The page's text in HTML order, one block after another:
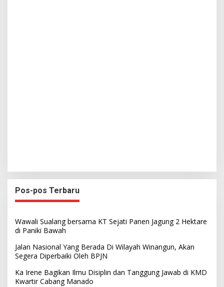
Pos-pos Terbaru
Wawali Sualang bersama KT Sejati Panen Jagung 2 Hektare
di Paniki Bawah
Jalan Nasional Yang Berada Di Wilayah Winangun, Akan
Segera Diperbaiki Oleh BPJN
Ka Irene Bagikan Ilmu Disiplin dan Tanggung Jawab di KMD
Kwartir Cabang Manado